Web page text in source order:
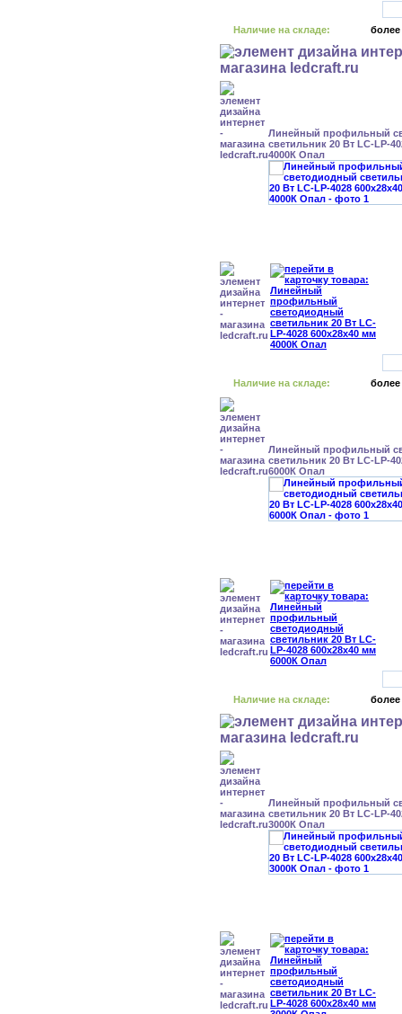
Наличие на складе: более
Линейный профильный
светильник 20 Вт LC-LP-
4000К Опал
Наличие на складе: более
Линейный профильный
светильник 20 Вт LC-LP-
6000К Опал
Наличие на складе: более
Линейный профильный
светильник 20 Вт LC-LP-
3000К Опал